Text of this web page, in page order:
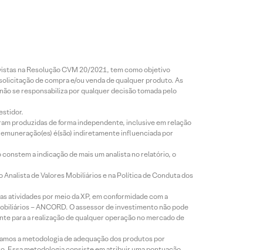
na Resolução CVM 20/2021, tem como objetivo
de compra e/ou venda de qualquer produto. As
se responsabiliza por qualquer decisão tomada pelo
produzidas de forma independente, inclusive em relação
é(são) indiretamente influenciada por
a indicação de mais um analista no relatório, o
de Valores Mobiliários e na Política de Conduta dos
atividades por meio da XP, em conformidade com a
– ANCORD. O assessor de investimento não pode
para a realização de qualquer operação no mercado de
a metodologia de adequação dos produtos por